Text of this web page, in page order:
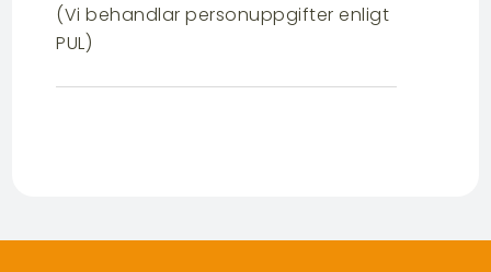
(Vi behandlar personuppgifter enligt
PUL)